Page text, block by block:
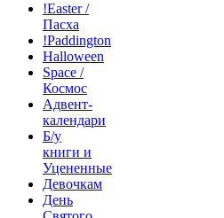
!Easter /
Пасха
!Paddington
Halloween
Space /
Космос
Адвент-
календари
Б/у
книги и
Уцененные
Девочкам
День